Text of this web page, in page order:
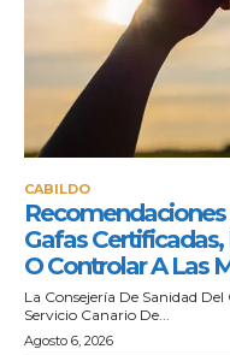
CABILDO
Recomendaciones
Gafas
O Controlar A Las
La Consejería De Sanidad
Servicio Canario De...
Agosto 6, 2026